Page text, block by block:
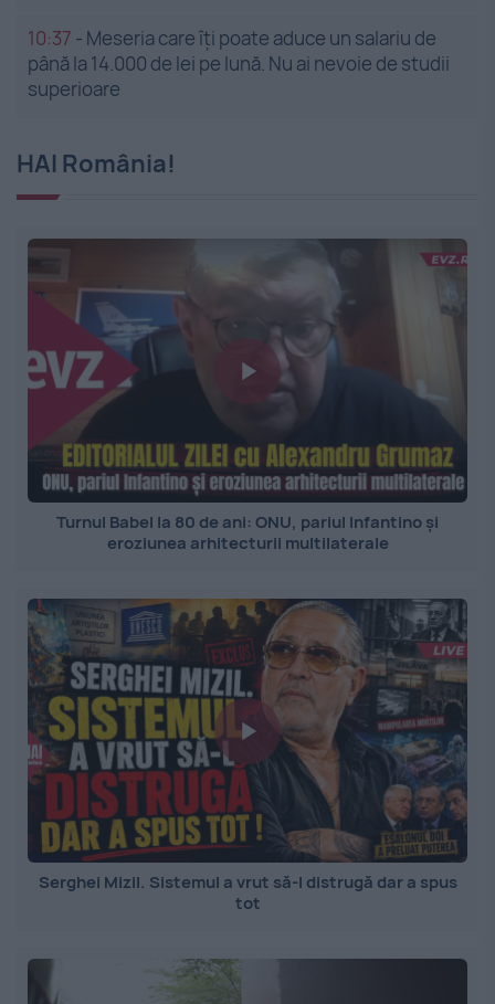
10:37 - Meseria care îți poate aduce un salariu de
până la 14.000 de lei pe lună. Nu ai nevoie de studii
superioare
HAI România!
Turnul Babel la 80 de ani: ONU, pariul Infantino și
eroziunea arhitecturii multilaterale
Serghei Mizil. Sistemul a vrut să-l distrugă dar a spus
tot